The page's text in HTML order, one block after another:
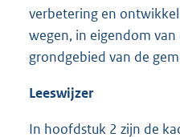
verbetering en
wegen, in eigendom
grondgebied van de
Leeswijzer
In hoofdstuk 2 zijn de